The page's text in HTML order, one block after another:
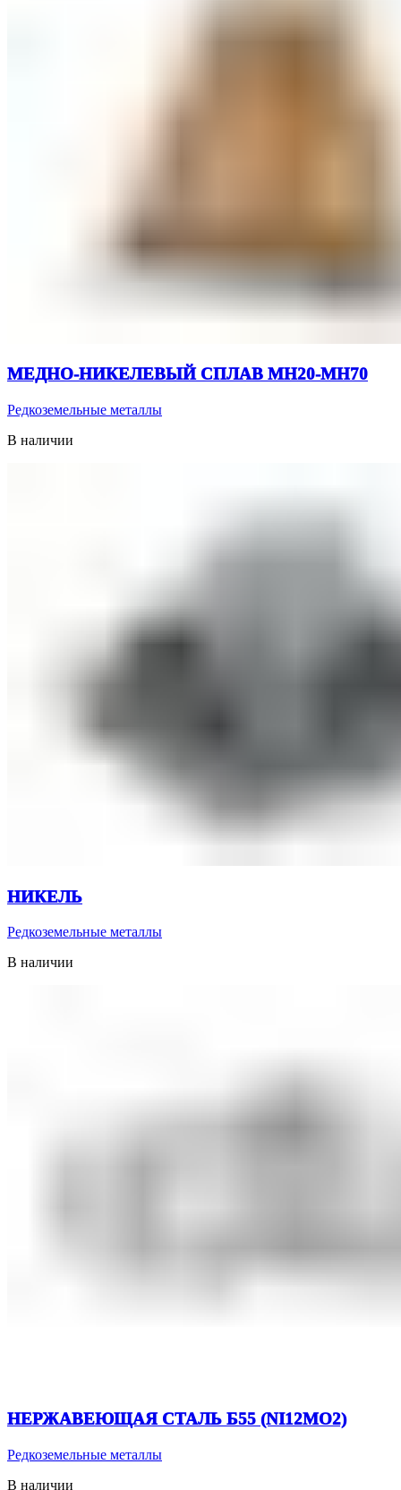
МЕДНО-НИКЕЛЕВЫЙ СПЛАВ МН20-МН70
Редкоземельные металлы
В наличии
НИКЕЛЬ
Редкоземельные металлы
В наличии
НЕРЖАВЕЮЩАЯ СТАЛЬ Б55 (NI12MO2)
Редкоземельные металлы
В наличии